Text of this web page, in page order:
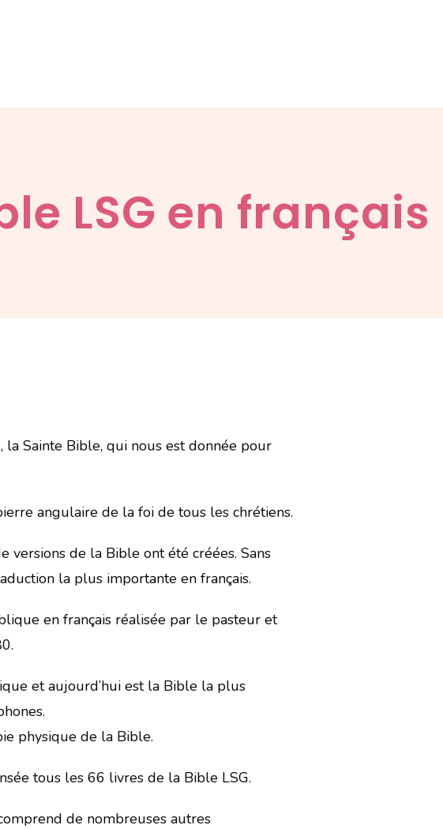
LSG en français
Sainte Bible, qui nous est donnée pour
angulaire de la foi de tous les chrétiens.
versions de la Bible ont été créées. Sans
la plus importante en français.
en français réalisée par le pasteur et
et aujourd’hui est la Bible la plus
physique de la Bible.
tous les 66 livres de la Bible LSG.
de nombreuses autres